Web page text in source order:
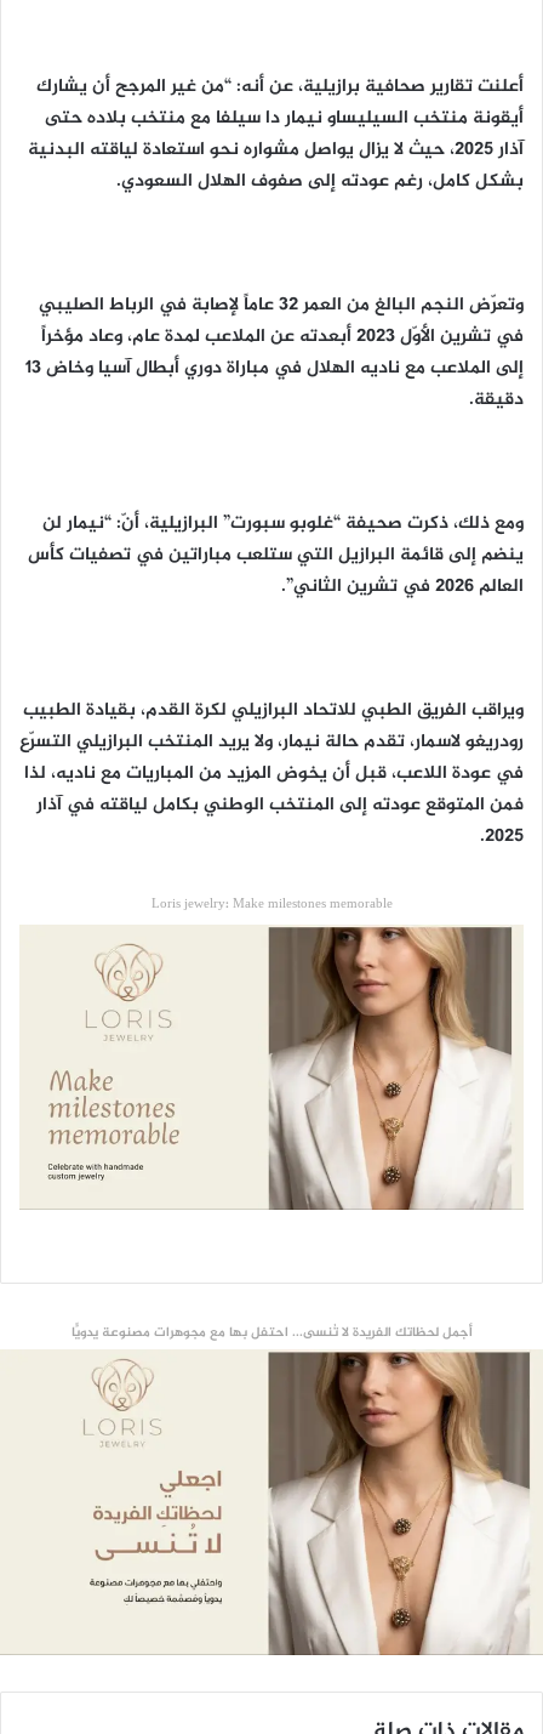
أعلنت تقارير صحافية برازيلية، عن أنه: “من غير المرجح أن يشارك
أيقونة منتخب السيليساو نيمار دا سيلفا مع منتخب بلاده حتى
آذار 2025، حيث لا يزال يواصل مشواره نحو استعادة لياقته البدنية
بشكل كامل، رغم عودته إلى صفوف الهلال السعودي.
وتعرّض النجم البالغ من العمر 32 عاماً لإصابة في الرباط الصليبي
في تشرين الأوّل 2023 أبعدته عن الملاعب لمدة عام، وعاد مؤخراً
إلى الملاعب مع ناديه الهلال في مباراة دوري أبطال آسيا وخاض 13
دقيقة.
ومع ذلك، ذكرت صحيفة “غلوبو سبورت” البرازيلية، أنّ: “نيمار لن
ينضم إلى قائمة البرازيل التي ستلعب مباراتين في تصفيات كأس
العالم 2026 في تشرين الثاني”.
ويراقب الفريق الطبي للاتحاد البرازيلي لكرة القدم، بقيادة الطبيب
رودريغو لاسمار، تقدم حالة نيمار، ولا يريد المنتخب البرازيلي التسرّع
في عودة اللاعب، قبل أن يخوض المزيد من المباريات مع ناديه، لذا
فمن المتوقع عودته إلى المنتخب الوطني بكامل لياقته في آذار
2025.
Loris jewelry: Make milestones memorable
أجمل لحظاتك الفريدة لا تُنسى... احتفل بها مع مجوهرات مصنوعة يدويًّا